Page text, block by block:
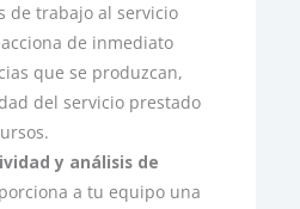
de trabajo al servicio
de inmediato
que se produzcan,
del servicio prestado
y análisis de
a tu equipo una